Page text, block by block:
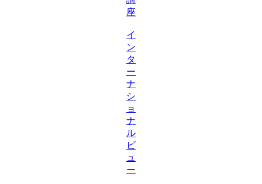
座
イ
ン
タ
ー
ナ
シ
ョ
ナ
ル
ビ
ュ
ー